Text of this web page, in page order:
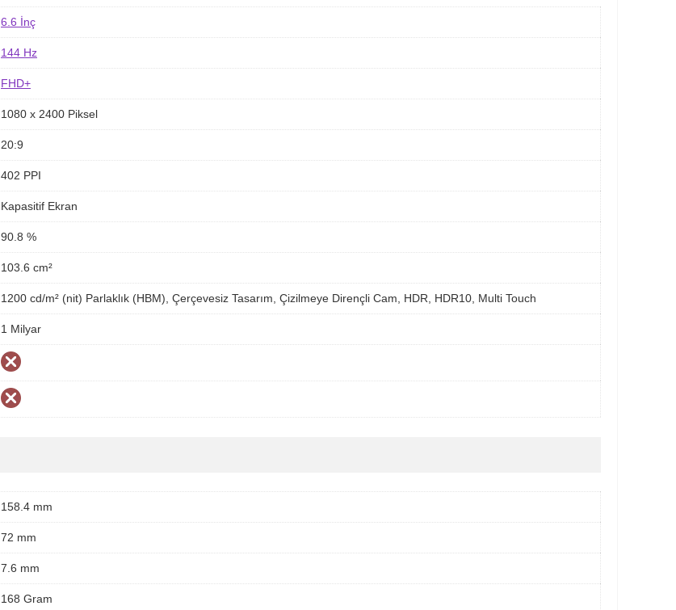
6.6 İnç
144 Hz
FHD+
1080 x 2400 Piksel
20:9
402 PPI
Kapasitif Ekran
90.8 %
103.6 cm²
1200 cd/m² (nit) Parlaklık (HBM), Çerçevesiz Tasarım, Çizilmeye Dirençli Cam, HDR, HDR10, Multi Touch
1 Milyar
158.4 mm
72 mm
7.6 mm
168 Gram